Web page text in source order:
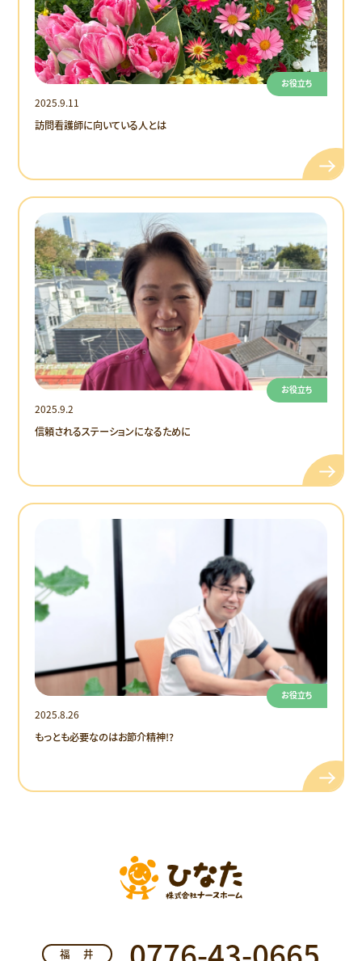
お役立ち
2025.9.11
訪問看護師に向いている人とは
お役立ち
2025.9.2
信頼されるステーションになるために
お役立ち
2025.8.26
もっとも必要なのはお節介精神!?
福井